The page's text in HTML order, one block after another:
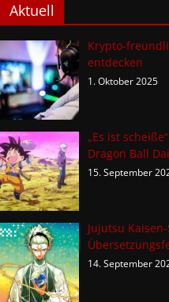
Aktuell
Krypto-
entdecken
1. Oktober 2025
„Es ist
Dragon Ball
15. September
Jujutsu
14. September